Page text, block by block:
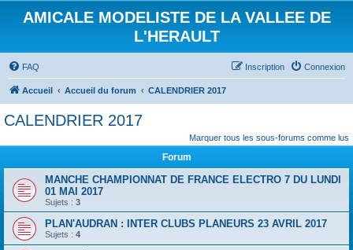
AMICALE MODELISTE DE LA VALLEE DE
L'HERAULT
FAQ Connexion
Inscription
Accueil Accueil du forum CALENDRIER 2017
CALENDRIER 2017
Marquer tous les sous-forums comme lus
Forum
MANCHE CHAMPIONNAT DE FRANCE ELECTRO 7 DU LUNDI
01 MAI 2017
Sujets : 3
PLAN'AUDRAN : INTER CLUBS PLANEURS 23 AVRIL 2017
Sujets : 4